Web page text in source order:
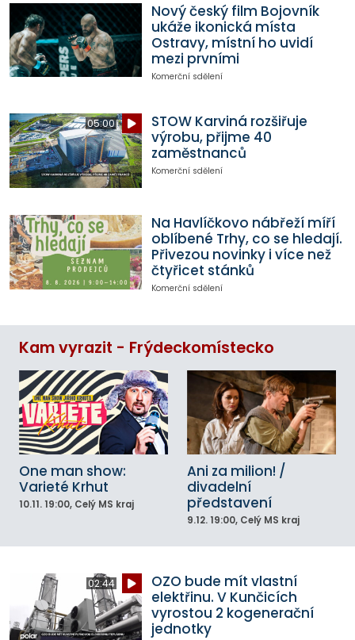
Nový český film Bojovník
ukáže ikonická místa
Ostravy, místní ho uvidí
mezi prvními
Komerční sdělení
05:00
STOW Karviná rozšiřuje
výrobu, přijme 40
zaměstnanců
Komerční sdělení
Na Havlíčkovo nábřeží míří
oblíbené Trhy, co se hledají.
Přivezou novinky i více než
čtyřicet stánků
Komerční sdělení
Kam vyrazit - Frýdeckomístecko
One man show:
Varieté Krhut
10.11. 19:00, Celý MS kraj
Ani za milion! /
divadelní
představení
9.12. 19:00, Celý MS kraj
02:44
OZO bude mít vlastní
elektřinu. V Kunčicích
vyrostou 2 kogenerační
jednotky